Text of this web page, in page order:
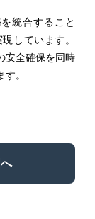
統合すること
しています。
安全確保を同時
。